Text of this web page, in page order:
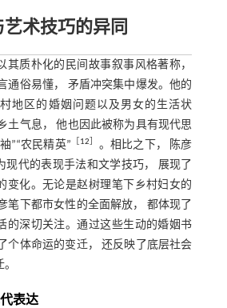
术技巧的异同
其质朴化的民间故事叙事风格著称，
通俗易懂， 矛盾冲突集中爆发。他的
地区的婚姻问题以及男女的生活状
土气息， 他也因此被称为具有现代思
”“农民精英”
12
。相比之下， 陈彦
现代的表现手法和文学技巧， 展现了
变化。无论是赵树理笔下乡村妇女的
笔下都市女性的全面解放， 都体现了
的深切关注。通过这些生动的婚姻书
个体命运的变迁， 还反映了底层社会
表达